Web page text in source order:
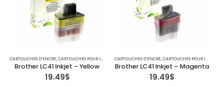
CARTOUCHES D’ENCRE,CARTOUCHES POUR IMPRIMANTES BROTHER ,IMPRIMANTE JET D'ENCRE
Brother LC41 Inkjet – Yellow
19.49$
CARTOUCHES D’ENCRE,CARTOUCHES POUR IMPRIMANTES BROTHER
Brother LC41 Inkjet – Magenta
19.49$